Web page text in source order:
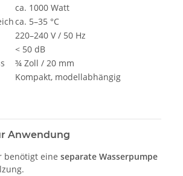
ca. 1000 Watt
ca. 5–35 °C
220–240 V / 50 Hz
< 50 dB
¾ Zoll / 20 mm
Kompakt, modellabhängig
Anwendung
benötigt eine separate Wasserpumpe